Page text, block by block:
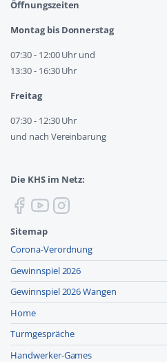
Öffnungszeiten
Montag bis Donnerstag
07:30 - 12:00 Uhr und
13:30 - 16:30 Uhr
Freitag
07:30 - 12:30 Uhr
und nach Vereinbarung
Die KHS im Netz:
Sitemap
Corona-Verordnung
Gewinnspiel 2026
Gewinnspiel 2026 Wangen
Home
Turmgespräche
Handwerker-Games